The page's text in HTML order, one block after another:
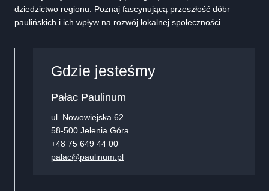
dziedzictwo regionu. Poznaj fascynującą przeszłość dóbr
paulińskich i ich wpływ na rozwój lokalnej społeczności
Gdzie jesteśmy
Pałac Paulinum
ul. Nowowiejska 62
58-500 Jelenia Góra
+48 75 649 44 00
palac@paulinum.pl